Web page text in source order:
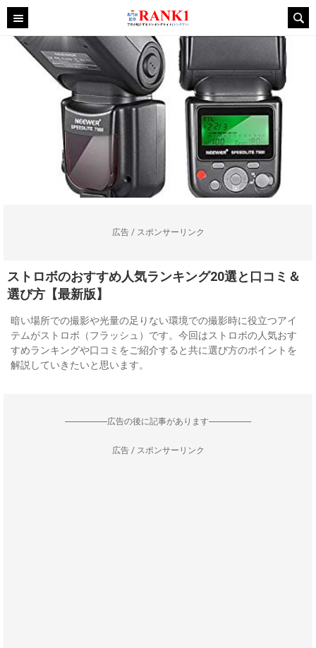
広告 / スポンサーリンク
ストロボのおすすめ人気ランキング20選と口コミ＆
選び方【最新版】
暗い場所での撮影や光量の足りない環境での撮影時に役立つアイ
テムがストロボ（フラッシュ）です。今回はストロボの人気おす
すめランキングや口コミをご紹介すると共に選び方のポイントを
解説していきたいと思います。
--------------------広告の後に記事があります--------------------
広告 / スポンサーリンク